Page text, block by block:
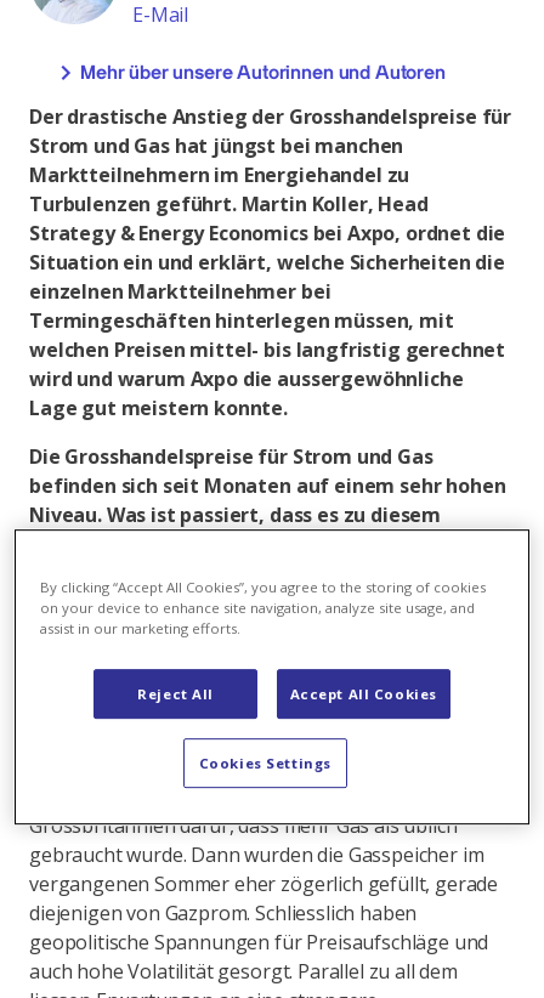
E-Mail
Mehr über unsere Autorinnen und Autoren
Der drastische Anstieg der Grosshandelspreise für
Strom und Gas hat jüngst bei manchen
Marktteilnehmern im Energiehandel zu
Turbulenzen geführt. Martin Koller, Head
Strategy & Energy Economics bei Axpo, ordnet die
Situation ein und erklärt, welche Sicherheiten die
einzelnen Marktteilnehmer bei
Termingeschäften hinterlegen müssen, mit
welchen Preisen mittel- bis langfristig gerechnet
wird und warum Axpo die aussergewöhnliche
Lage gut meistern konnte.
Die Grosshandelspreise für Strom und Gas
befinden sich seit Monaten auf einem sehr hohen
Niveau. Was ist passiert, dass es zu diesem
Martin Koller: Da sind im vergangenen Jahr viele
Dinge zusammengekommen. Es begann mit einem
Corona, insbesondere auch in China, wo gleichzeitig
der Kohleabbau unattraktiver gemacht wurde. In der
Folge trat China international als Käufer von Kohle
und Gas auf, was zu einem Anstieg der Preise geführt
hat. Ein schwaches Windjahr sorgte in
Grossbritannien dafür, dass mehr Gas als üblich
gebraucht wurde. Dann wurden die Gasspeicher im
vergangenen Sommer eher zögerlich gefüllt, gerade
diejenigen von Gazprom. Schliesslich haben
geopolitische Spannungen für Preisaufschläge und
auch hohe Volatilität gesorgt. Parallel zu all dem
By clicking “Accept All Cookies”, you agree to the storing of cookies
on your device to enhance site navigation, analyze site usage, and
assist in our marketing efforts.
Reject All Accept All Cookies
Cookies Settings